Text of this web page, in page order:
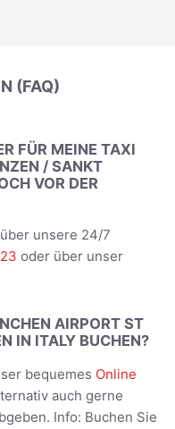
(FAQ)
FÜR MEINE TAXI
/ SANKT
VOR DER
unsere 24/7
oder über unser
AIRPORT ST
IN ITALY BUCHEN?
bequemes Online
auch gerne
Info: Buchen Sie